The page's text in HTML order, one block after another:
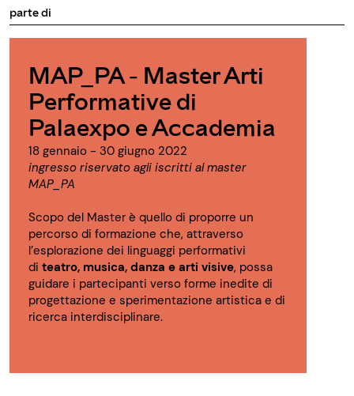
parte di
MAP_PA - Master Arti
Performative di
Palaexpo e Accademia
18 gennaio - 30 giugno 2022
ingresso riservato agli iscritti al master
MAP_PA
Scopo del Master è quello di proporre un
percorso di formazione che, attraverso
l’esplorazione dei linguaggi performativi
di teatro, musica, danza e arti visive, possa
guidare i partecipanti verso forme inedite di
progettazione e sperimentazione artistica e di
ricerca interdisciplinare.